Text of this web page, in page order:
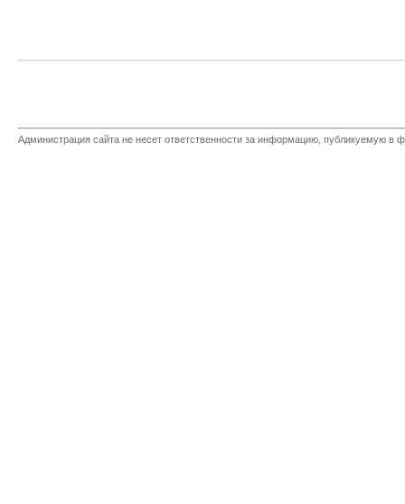
Администрация сайта не несет ответственности за информацию, публикуемую